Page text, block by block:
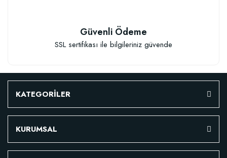
Güvenli Ödeme
SSL sertifikası ile bilgileriniz güvende
KATEGORİLER
KURUMSAL